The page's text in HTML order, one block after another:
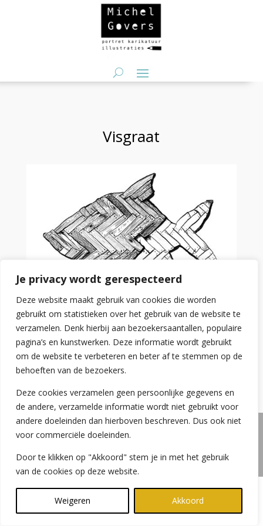
Je privacy wordt gerespecteerd
Deze website maakt gebruik van cookies die worden
gebruikt om statistieken over het gebruik van de website te
verzamelen. Denk hierbij aan bezoekersaantallen, populaire
pagina’s en kunstwerken. Deze informatie wordt gebruikt
om de website te verbeteren en beter af te stemmen op de
behoeften van de bezoekers.
Deze cookies verzamelen geen persoonlijke gegevens en
de andere, verzamelde informatie wordt niet gebruikt voor
andere doeleinden dan hierboven beschreven. Dus ook niet
voor commerciële doeleinden.
Door te klikken op "Akkoord" stem je in met het gebruik
van de cookies op deze website.
Weigeren Akkoord
Visgraat
Michel|Dré